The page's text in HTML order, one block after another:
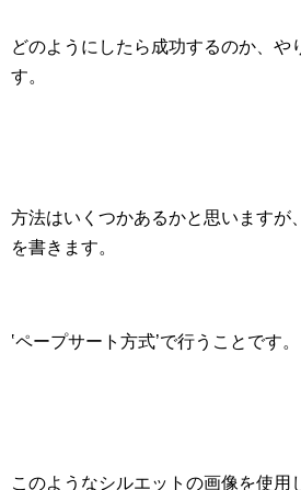
どのようにしたら成功するのか、や
す。
方法はいくつかあるかと思いますが
を書きます。
‛ペープサート方式’で行うことです。
このようなシルエットの画像を使用